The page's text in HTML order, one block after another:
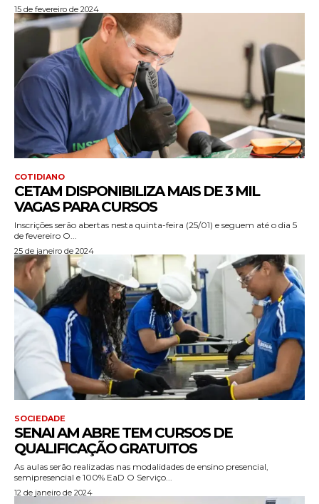
15 de fevereiro de 2024
COTIDIANO
CETAM DISPONIBILIZA MAIS DE 3 MIL
VAGAS PARA CURSOS
Inscrições serão abertas nesta quinta-feira (25/01) e seguem até o dia 5
de fevereiro O...
25 de janeiro de 2024
SOCIEDADE
SENAI AM ABRE TEM CURSOS DE
QUALIFICAÇÃO GRATUITOS
As aulas serão realizadas nas modalidades de ensino presencial,
semipresencial e 100% EaD O Serviço...
12 de janeiro de 2024